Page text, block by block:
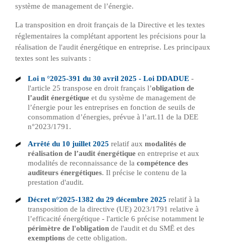
système de management de l’énergie.
La transposition en droit français de la Directive et les textes
réglementaires la complétant apportent les précisions pour la
réalisation de l'audit énergétique en entreprise. Les principaux
textes sont les suivants :
Loi n °2025-391 du 30 avril 2025 - Loi DDADUE -
l'article 25 transpose en droit français l’obligation de
l’audit énergétiqueet du système de management de
l’énergie pour les entreprises en fonction de seuils de
consommation d’énergies, prévue à l’art.11 de la DEE
n°2023/1791.
Arrêté du 10 juillet 2025 relatif aux modalités de
réalisation de l’audit énergétiqueen entreprise et aux
modalités de reconnaissance de la compétence des
auditeurs énergétiques. Il précise le contenu de la
prestation d'audit.
Décret n°2025-1382 du 29 décembre 2025 relatif à la
transposition de la directive (UE) 2023/1791 relative à
l’efficacité énergétique - l'article 6 précise notamment le
périmètre de l'obligationde l'audit et du SMĒ et des
exemptionsde cette obligation.